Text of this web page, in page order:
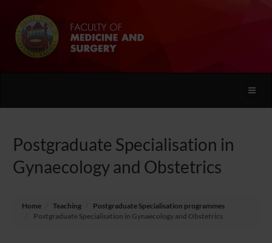
Toggle
Postgraduate Specialisation in
Gynaecology and Obstetrics
Home Teaching
Postgraduate Specialisation programmes
Postgraduate Specialisation in Gynaecology and Obstetrics